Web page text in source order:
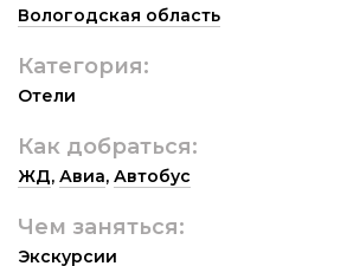
Вологодская область
Категория:
Отели
Как добраться:
ЖД, Авиа, Автобус
Чем заняться:
Экскурсии